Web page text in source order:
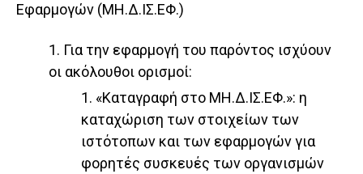
Εφαρμογών (ΜΗ.Δ.ΙΣ.ΕΦ.)
1. Για την εφαρμογή του παρόντος ισχύουν
οι ακόλουθοι ορισμοί:
1. «Καταγραφή στο ΜΗ.Δ.ΙΣ.ΕΦ.»: η
καταχώριση των στοιχείων των
ιστότοπων και των εφαρμογών για
φορητές συσκευές των οργανισμών